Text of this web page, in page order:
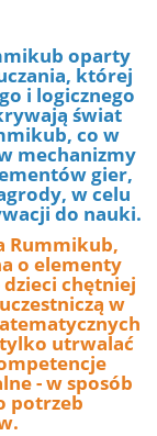
oparty
której
i logicznego
świat
co w
mechanizmy
gier,
w celu
do nauki.
Rummikub,
o elementy
chętniej
w
utrwalać
- w sposób
potrzeb